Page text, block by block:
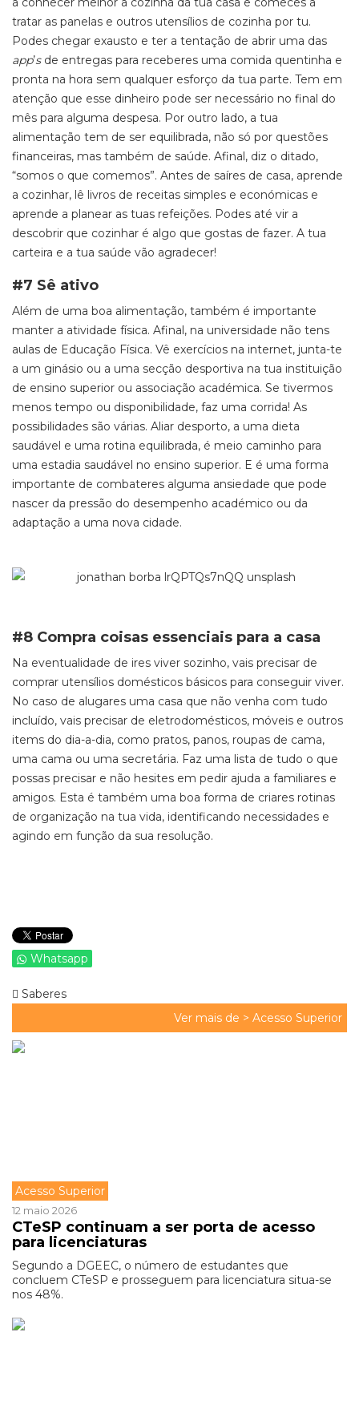
tratar as panelas e outros utensílios de cozinha por tu.
Podes chegar exausto e ter a tentação de abrir uma das
app’s de entregas para receberes uma comida quentinha e
pronta na hora sem qualquer esforço da tua parte. Tem em
atenção que esse dinheiro pode ser necessário no final do
mês para alguma despesa. Por outro lado, a tua
alimentação tem de ser equilibrada, não só por questões
financeiras, mas também de saúde. Afinal, diz o ditado,
“somos o que comemos”. Antes de saíres de casa, aprende
a cozinhar, lê livros de receitas simples e económicas e
aprende a planear as tuas refeições. Podes até vir a
descobrir que cozinhar é algo que gostas de fazer. A tua
carteira e a tua saúde vão agradecer!
#7 Sê ativo
Além de uma boa alimentação, também é importante
manter a atividade física. Afinal, na universidade não tens
aulas de Educação Física. Vê exercícios na internet, junta-te
a um ginásio ou a uma secção desportiva na tua instituição
de ensino superior ou associação académica. Se tivermos
menos tempo ou disponibilidade, faz uma corrida! As
possibilidades são várias. Aliar desporto, a uma dieta
saudável e uma rotina equilibrada, é meio caminho para
uma estadia saudável no ensino superior. E é uma forma
importante de combateres alguma ansiedade que pode
nascer da pressão do desempenho académico ou da
adaptação a uma nova cidade.
#8 Compra coisas essenciais para a casa
Na eventualidade de ires viver sozinho, vais precisar de
comprar utensílios domésticos básicos para conseguir viver.
No caso de alugares uma casa que não venha com tudo
incluído, vais precisar de eletrodomésticos, móveis e outros
items do dia-a-dia, como pratos, panos, roupas de cama,
uma cama ou uma secretária. Faz uma lista de tudo o que
possas precisar e não hesites em pedir ajuda a familiares e
amigos. Esta é também uma boa forma de criares rotinas
de organização na tua vida, identificando necessidades e
agindo em função da sua resolução.
Whatsapp
Saberes
Ver mais de > Acesso Superior
Acesso Superior
12 maio 2026
CTeSP continuam a ser porta de acesso
para licenciaturas
Segundo a DGEEC, o número de estudantes que
concluem CTeSP e prosseguem para licenciatura situa-se
nos 48%.